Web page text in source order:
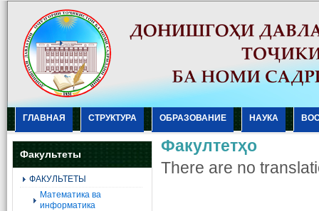
ГЛАВНАЯ СТРУКТУРА ОБРАЗОВАНИЕ НАУКА
Факультеты
ФАКУЛЬТЕТЫ
Mатематика ва
информатика
Факултетҳо
There are no